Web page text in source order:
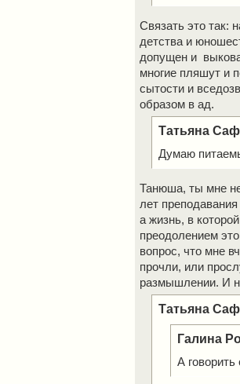
Связать это так:
детства и
допущен и
многие пляшут и
сытости и
образом в ад.
Татьяна
Думаю
Танюша, ты мне
лет
а жизнь, в
преодолением
вопрос, что мне
прочли, или
размышлении. И
Татьяна
Галина
А